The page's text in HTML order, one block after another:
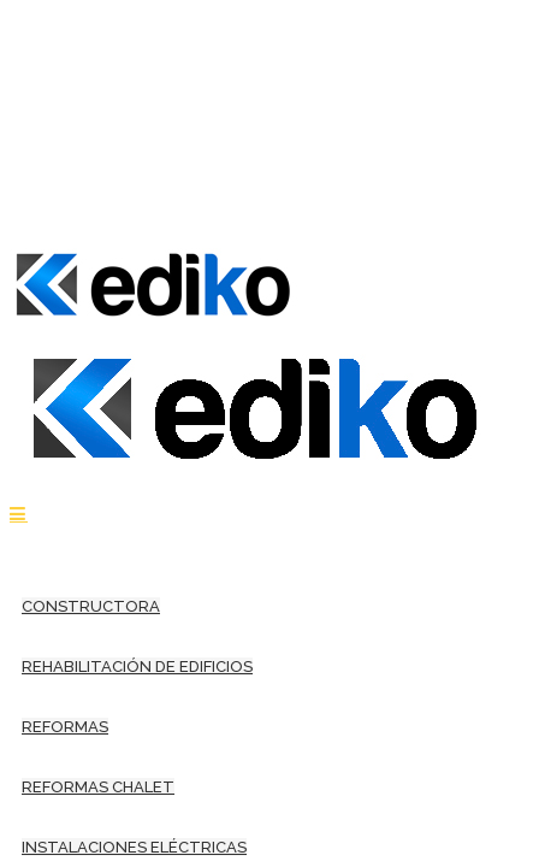
CONSTRUCTORA
REHABILITACIÓN DE EDIFICIOS
REFORMAS
REFORMAS CHALET
INSTALACIONES ELÉCTRICAS